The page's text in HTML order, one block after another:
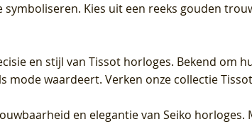
Kies uit een reeks gouden
en stijl van Tissot horloges. Bekend om
waardeert. Verken onze collectie
en elegantie van Seiko